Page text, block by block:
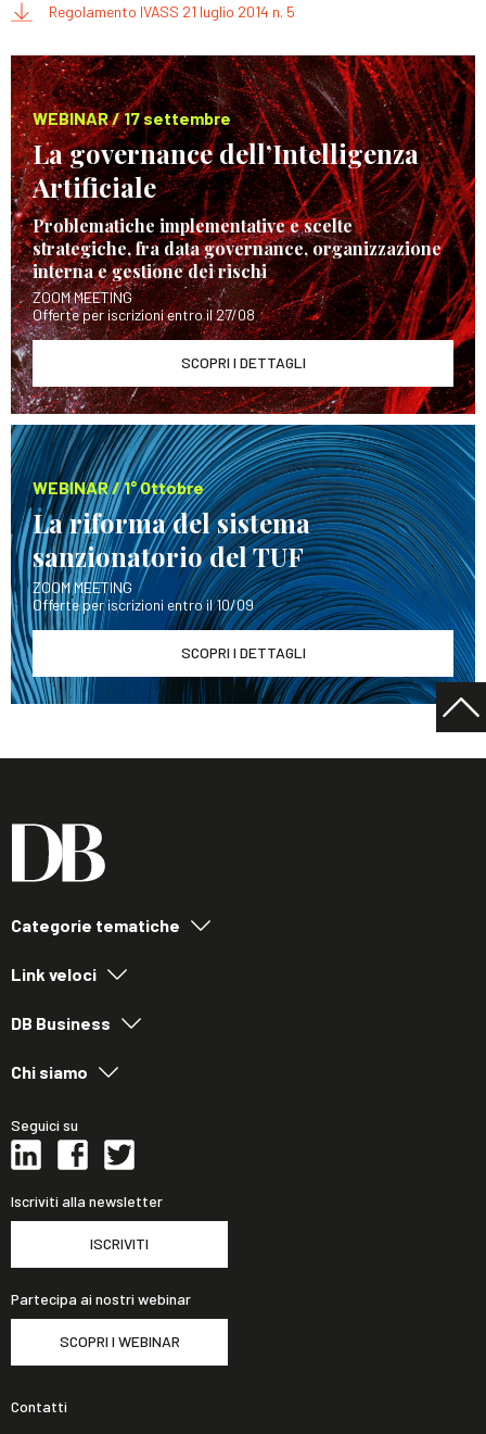
Regolamento IVASS 21 luglio 2014 n. 5
WEBINAR / 17 settembre
La governance dell’Intelligenza
Artificiale
Problematiche implementative e scelte
strategiche, fra data governance, organizzazione
interna e gestione dei rischi
ZOOM MEETING
Offerte per iscrizioni entro il 27/08
SCOPRI I DETTAGLI
WEBINAR / 1° Ottobre
La riforma del sistema
sanzionatorio del TUF
ZOOM MEETING
Offerte per iscrizioni entro il 10/09
SCOPRI I DETTAGLI
Categorie tematiche
Link veloci
DB Business
Chi siamo
Seguici su
Iscriviti alla newsletter
ISCRIVITI
Partecipa ai nostri webinar
SCOPRI I WEBINAR
Contatti